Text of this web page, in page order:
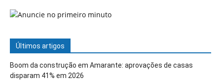
Últimos artigos
Boom da construção em Amarante: aprovações de casas
disparam 41% em 2026